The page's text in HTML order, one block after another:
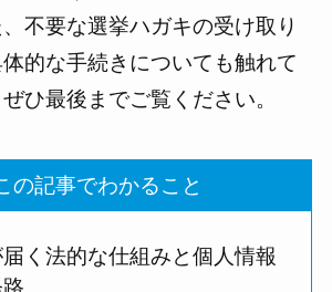
不要な選挙ハガキの受け取り
的な手続きについても触れて
ひ最後までご覧ください。
記事でわかること
く法的な仕組みと個人情報